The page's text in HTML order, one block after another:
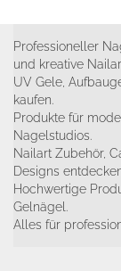
Professioneller
und kreative
UV Gele,
kaufen.
Produkte für
Nagelstudios.
Nailart Zubehör,
Designs
Hochwertige
Gelnägel.
Alles für